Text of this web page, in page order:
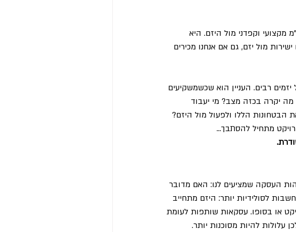
וקפדני מול היזם. היא
מול יזם, גם אם אנחנו מכירים
רבים. העניין הוא שכשמשקיעים
יקרה בכזה מצב? מי יעבוד
הבטחונות הללו ולפעול מול היזם?
מתחיל להסתבך…
העסקה שמציעים לנו: האם מדובר
לסולידיות יותר: היזם מתחייב
או בסופו. עסקאות שותפות לעומת
עלולות להיות מסוכנות יותר.